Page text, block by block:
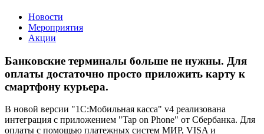
Новости
Мероприятия
Акции
Банковские терминалы больше не нужны. Для
оплаты достаточно просто приложить карту к
смартфону курьера.
В новой версии "1С:Мобильная касса" v4 реализована
интеграция с приложением "Tap on Phone" от Сбербанка. Для
оплаты с помощью платежных систем МИР, VISA и